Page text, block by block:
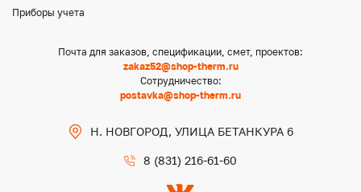
Приборы учета
Почта для заказов, спецификации, смет, проектов:
zakaz52@shop-therm.ru
Сотрудничество:
postavka@shop-therm.ru
Н. НОВГОРОД, УЛИЦА БЕТАНКУРА 6
8 (831) 216-61-60